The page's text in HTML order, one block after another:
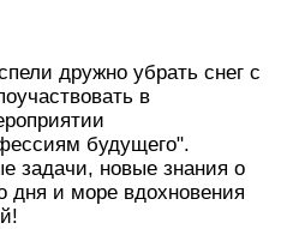
дружно убрать снег с
в
будущего".
задачи, новые знания о
дня и море вдохновения